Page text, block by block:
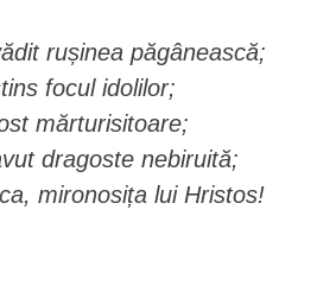
rușinea păgânească;
focul idolilor;
mărturisitoare;
dragoste nebiruită;
mironosița lui Hristos!